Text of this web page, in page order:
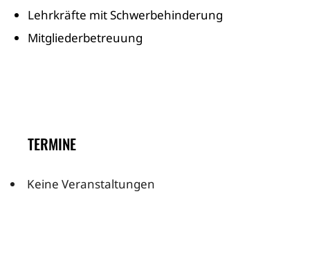
Lehrkräfte mit Schwerbehinderung
Mitgliederbetreuung
TERMINE
Keine Veranstaltungen